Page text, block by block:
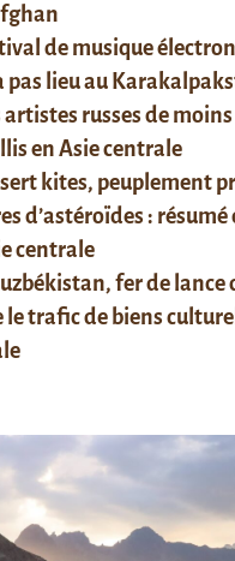
de musique
pas lieu au
artistes russes de
en Asie centrale
kites, peuplement
d’astéroïdes : résumé
centrale
fer de
le trafic de biens